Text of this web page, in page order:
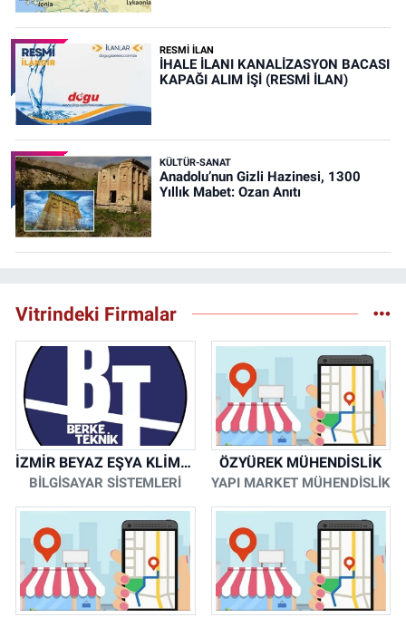
RESMİ İLAN
İHALE İLANI KANALİZASYON BACASI
KAPAĞI ALIM İŞİ (RESMİ İLAN)
KÜLTÜR-SANAT
Anadolu’nun Gizli Hazinesi, 1300
Yıllık Mabet: Ozan Anıtı
Vitrindeki Firmalar
İZMİR BEYAZ EŞYA KLİMA KOMBİ SERVİSİ
BİLGİSAYAR SİSTEMLERİ
ÖZYÜREK MÜHENDİSLİK
YAPI MARKET MÜHENDİSLİK